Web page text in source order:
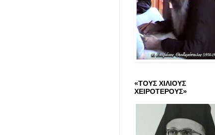
«ΤΟΥΣ ΧΙΛΙΟΥΣ
ΧΕΙΡΟΤΕΡΟΥΣ»